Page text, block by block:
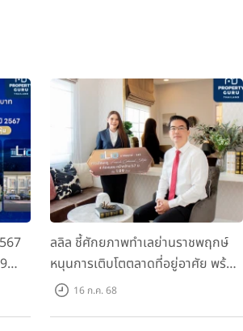
ท
ลลิล ชี้ศักยภาพทำเลย่านราชพฤกษ์
หนุนการเติบโตตลาดที่อยู่อาศัย พร้อม
เปิดตัวโครงการใหม่ "ไลโอ
16 ก.ค. 68